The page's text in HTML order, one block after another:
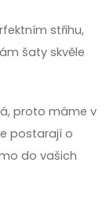
střihu,
šaty skvěle
proto máme v
postarají o
do vašich